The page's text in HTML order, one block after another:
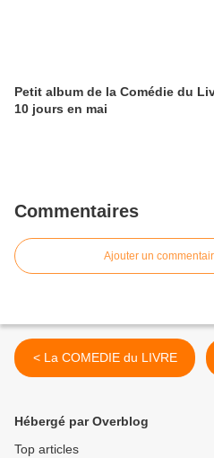
Petit album de la Comédie du
10 jours en mai
Commentaires
Ajouter un
< La COMEDIE du LIVRE
Hébergé par Overblog
Top articles